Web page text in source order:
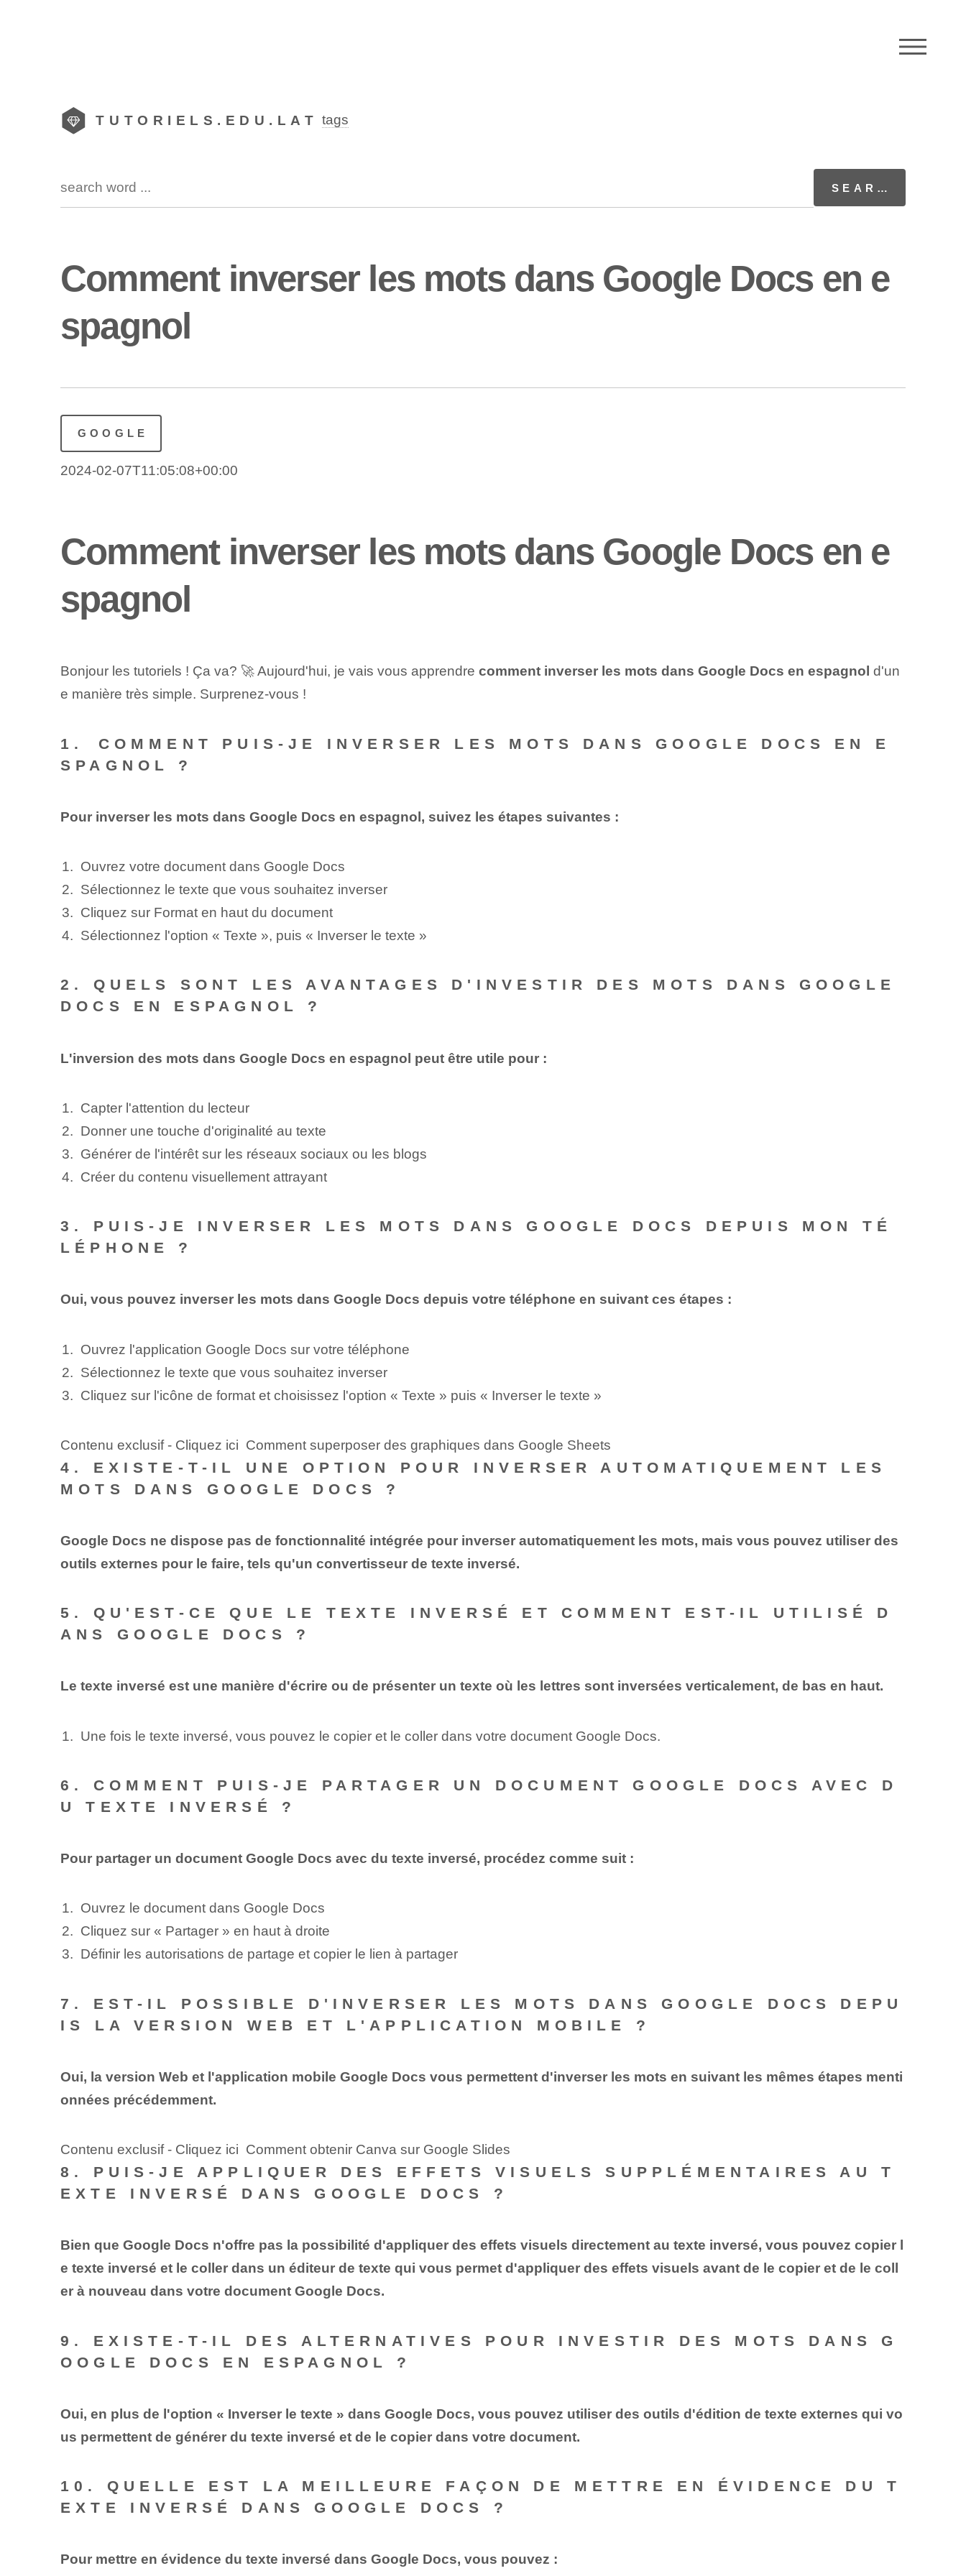
TUTORIELS.EDU.LAT tags
Comment inverser les mots dans Google Docs en e
spagnol
GOOGLE
2024-02-07T11:05:08+00:00
Comment inverser les mots dans Google Docs en e
spagnol
Bonjour les tutoriels ! Ça va? 🚀 Aujourd'hui, je vais vous apprendre comment ⁢inverser les mots⁤ dans Google Docs en espagnol d'un
e manière très simple. Surprenez-vous !
1. ⁢COMMENT PUIS-JE INVERSER LES MOTS DANS GOOGLE DOCS EN E
SPAGNOL ?
Pour inverser les mots dans Google Docs en espagnol, suivez les étapes suivantes :
Ouvrez votre document dans Google Docs
Sélectionnez le texte⁣ que vous souhaitez inverser
Cliquez sur Format en haut du document
Sélectionnez l'option « Texte », puis « Inverser le texte »
2. QUELS SONT LES AVANTAGES D'INVESTIR DES MOTS DANS GOOGLE
DOCS EN ESPAGNOL ?
L'inversion des mots dans Google Docs en espagnol peut être utile pour :
Capter l'attention du lecteur
Donner une touche d'originalité au texte
Générer de l'intérêt sur les réseaux sociaux ou les blogs
Créer du contenu visuellement attrayant
3. PUIS-JE INVERSER LES MOTS DANS GOOGLE DOCS DEPUIS MON TÉ
LÉPHONE ?
Oui, vous pouvez inverser les mots dans Google Docs depuis⁤ votre téléphone en suivant ces étapes :
Ouvrez l'application Google Docs sur votre téléphone
Sélectionnez le ‌texte que vous souhaitez‍ inverser
Cliquez sur l'icône de format et choisissez l'option « Texte » puis « Inverser le texte »
Contenu exclusif - Cliquez ici Comment superposer des graphiques dans Google Sheets
4. EXISTE-T-IL UNE OPTION POUR INVERSER AUTOMATIQUEMENT LES
MOTS DANS GOOGLE DOCS ?
Google Docs ne dispose pas de fonctionnalité intégrée pour inverser automatiquement les mots, mais vous pouvez utiliser des
outils externes pour le faire, tels qu'un convertisseur de texte inversé.
5. QU'EST-CE QUE LE TEXTE INVERSÉ ET COMMENT EST-IL UTILISÉ D
ANS GOOGLE DOCS ?
Le texte inversé est une manière d'écrire ou de présenter un texte où les lettres sont inversées verticalement, de bas en haut.
Une fois le texte inversé, vous pouvez le copier et le coller dans votre document Google Docs.
6. COMMENT PUIS-JE PARTAGER UN DOCUMENT GOOGLE DOCS AVEC D
U TEXTE INVERSÉ ?
Pour partager un document Google Docs avec du texte inversé, procédez comme suit :
Ouvrez le document dans Google Docs
Cliquez‌ sur « Partager » en haut à droite
Définir les autorisations de partage et copier le lien à partager
7. EST-IL POSSIBLE D'INVERSER LES MOTS DANS GOOGLE DOCS DEPU
IS LA VERSION WEB ET L'APPLICATION MOBILE ?
Oui, la version Web et l'application mobile Google Docs vous permettent d'inverser les mots en suivant les mêmes étapes menti
onnées précédemment.
Contenu exclusif - Cliquez ici Comment obtenir Canva sur Google Slides
8. PUIS-JE APPLIQUER DES EFFETS VISUELS SUPPLÉMENTAIRES AU T
EXTE INVERSÉ DANS GOOGLE DOCS ?
Bien que Google Docs n'offre pas la possibilité d'appliquer des effets visuels directement au texte inversé, vous pouvez copier l
e texte inversé et le coller dans un éditeur de texte qui vous permet d'appliquer des effets visuels avant de le copier et de le coll
er à nouveau dans votre document Google Docs.
9. EXISTE-T-IL DES ALTERNATIVES POUR INVESTIR DES MOTS DANS G
OOGLE DOCS EN ESPAGNOL ?
Oui, en plus de l'option « Inverser le texte » dans Google Docs, vous pouvez utiliser des outils d'édition de texte externes qui vo
us permettent de générer du texte inversé et de le copier dans votre document.
10. QUELLE EST LA MEILLEURE FAÇON DE METTRE EN ÉVIDENCE DU T
EXTE INVERSÉ DANS GOOGLE DOCS ?
Pour mettre en évidence du texte inversé ‌dans Google Docs, vous pouvez :